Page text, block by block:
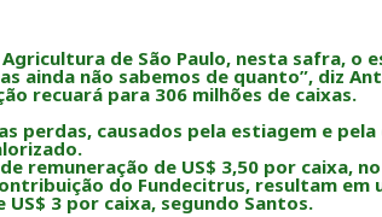
de São Paulo, nesta safra, o
ainda não sabemos de quanto”, diz
recuará para 306 milhões de caixas.
perdas, causados pela estiagem e
remuneração de US$ 3,50 por caixa,
do Fundecitrus, resultam em
3 por caixa, segundo Santos.